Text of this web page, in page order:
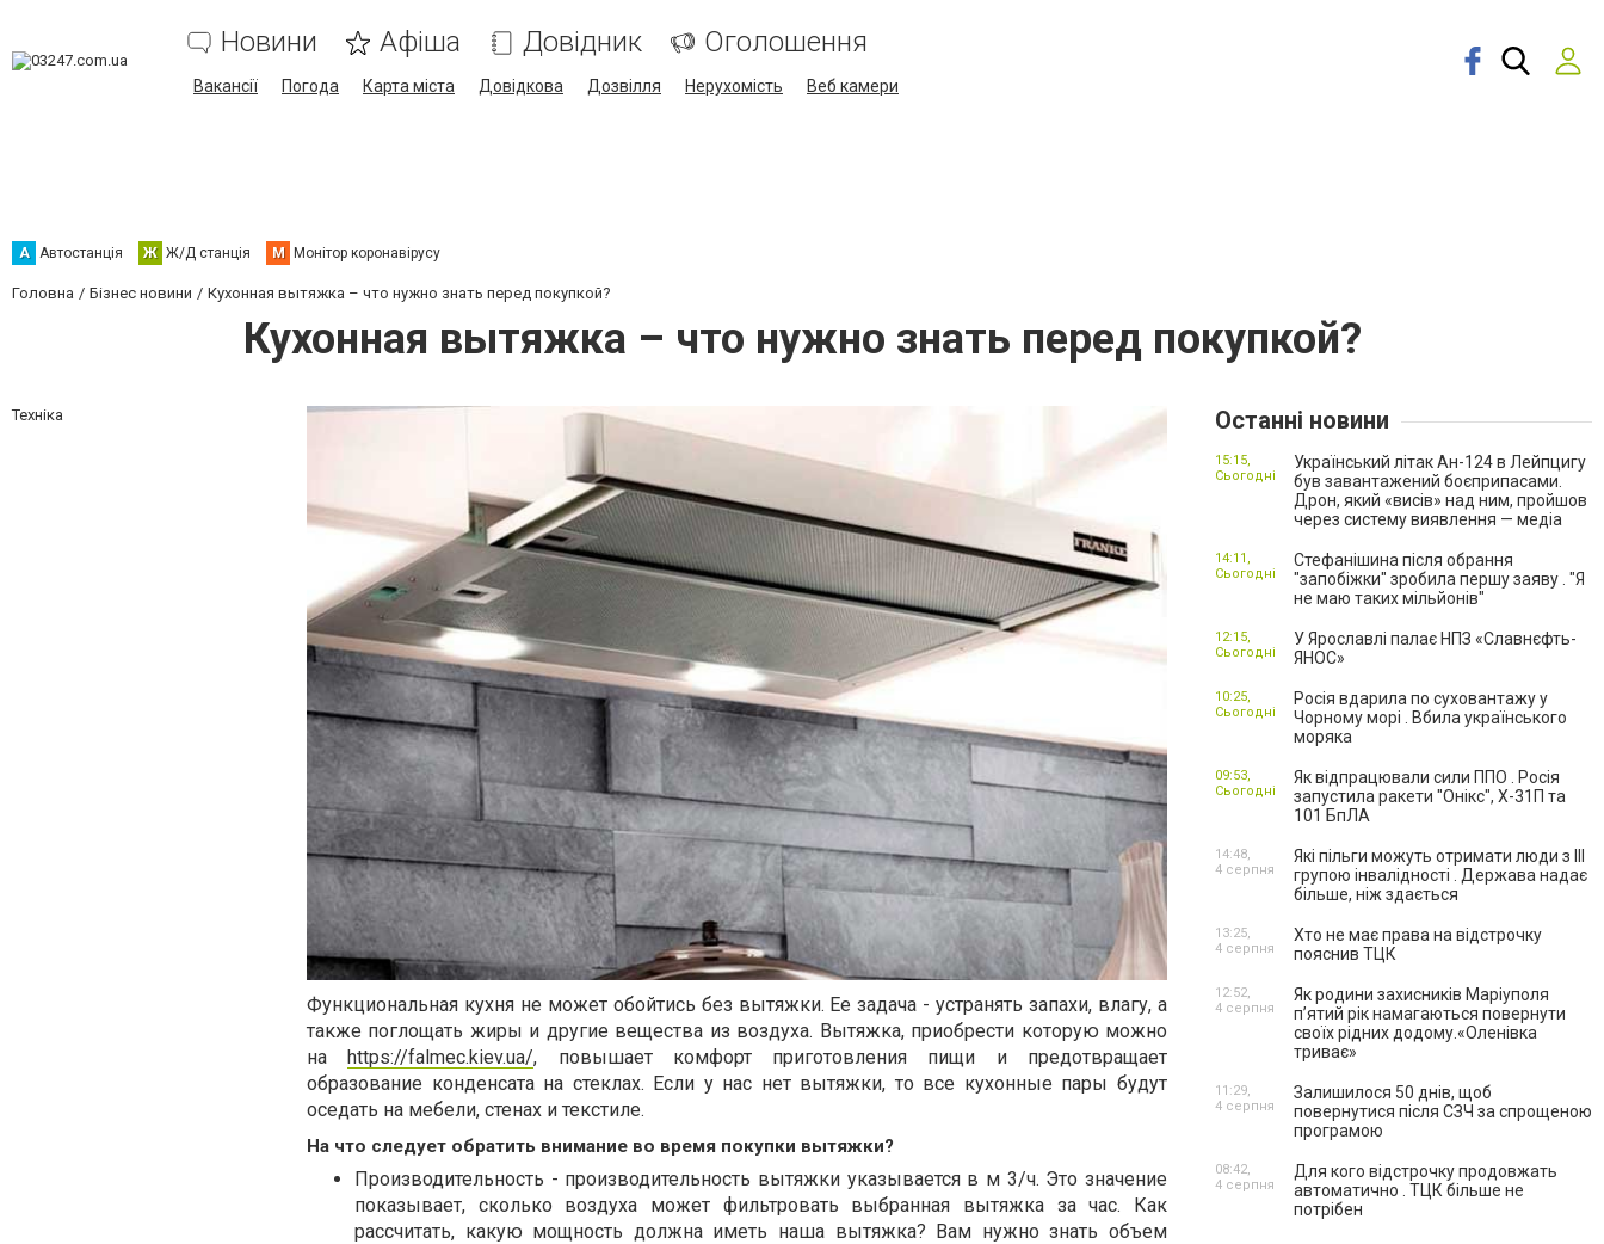
Новини Афіша Довідник Оголошення
Вакансії Погода Карта міста Довідкова Дозвілля Нерухомість Веб камери
А Автостанція Ж Ж/Д станція М Монітор коронавірусу
Головна Бізнес новини Кухонная вытяжка – что нужно знать перед покупкой?
Кухонная вытяжка – что нужно знать перед покупкой?
Техніка
Функциональная кухня не может обойтись без вытяжки. Ее задача - устранять запахи, влагу, а
также поглощать жиры и другие вещества из воздуха. Вытяжка, приобрести которую можно
наhttps://falmec.kiev.ua/, повышает комфорт приготовления пищи и предотвращает
образование конденсата на стеклах. Если у нас нет вытяжки, то все кухонные пары будут
оседать на мебели, стенах и текстиле.
На что следует обратить внимание во время покупки вытяжки?
Производительность - производительность вытяжки указывается в м 3/ч. Это значение
показывает, сколько воздуха может фильтровать выбранная вытяжка за час. Как
рассчитать, какую мощность должна иметь наша вытяжка? Вам нужно знать объем
Останні новини
Український літак Ан-124 в Лейпцигу
був завантажений боєприпасами.
Дрон, який «висів» над ним, пройшов
через систему виявлення — медіа
15:15,
Сьогодні
Стефанішина після обрання
"запобіжки" зробила першу заяву . "Я
не маю таких мільйонів"
14:11,
Сьогодні
У Ярославлі палає НПЗ «Славнєфть-
ЯНОС»
12:15,
Сьогодні
Росія вдарила по суховантажу у
Чорному морі . Вбила українського
моряка
10:25,
Сьогодні
Як відпрацювали сили ППО . Росія
запустила ракети "Онікс", Х-31П та
101 БпЛА
09:53,
Сьогодні
Які пільги можуть отримати люди з III
групою інвалідності . Держава надає
більше, ніж здається
14:48,
4 серпня
Хто не має права на відстрочку
пояснив ТЦК
13:25,
4 серпня
Як родини захисників Маріуполя
пʼятий рік намагаються повернути
своїх рідних додому.«Оленівка
триває»
12:52,
4 серпня
Залишилося 50 днів, щоб
повернутися після СЗЧ за спрощеною
програмою
11:29,
4 серпня
Для кого відстрочку продовжать
автоматично . ТЦК більше не
потрібен
08:42,
4 серпня